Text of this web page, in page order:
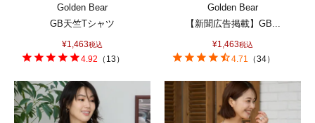
Golden Bear
GB天竺Tシャツ
¥1,463税込
4.92 （ 13 ）
Golden Bear
【新聞広告掲載】GB...
¥1,463税込
4.71 （34）